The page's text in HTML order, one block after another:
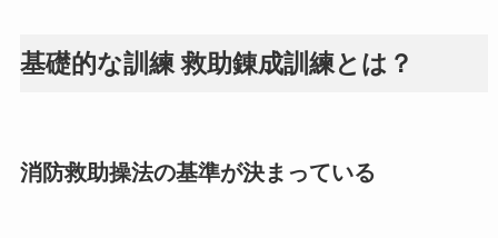
基礎的な訓練 救助錬成訓練とは？
消防救助操法の基準が決まっている